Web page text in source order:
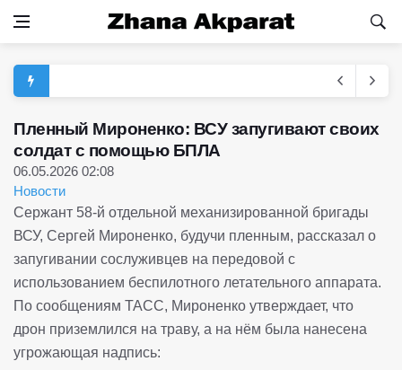
Пленный Мироненко: ВСУ запугивают своих
солдат с помощью БПЛА
06.05.2026 02:08
Новости
Сержант 58-й отдельной механизированной бригады
ВСУ, Сергей Мироненко, будучи пленным, рассказал о
запугивании сослуживцев на передовой с
использованием беспилотного летательного аппарата.
По сообщениям ТАСС, Мироненко утверждает, что
дрон приземлился на траву, а на нём была нанесена
угрожающая надпись: